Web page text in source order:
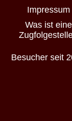
Impressum
Was ist eine
Besucher seit